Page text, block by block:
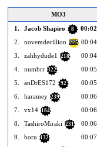
MO3
1.
Jacob Shapiro 8
2.
novemdecillion 225
3.
zahhydude1 218
4.
numbrr 322
5.
anDrES172 92
6.
haramey 239
7.
vx14 184
8.
TashiroMiraki 231
9.
boru 132